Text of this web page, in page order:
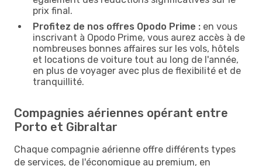
prix final.
Profitez de nos offres Opodo Prime : en vous
inscrivant à Opodo Prime, vous aurez accès à de
nombreuses bonnes affaires sur les vols, hôtels
et locations de voiture tout au long de l'année,
en plus de voyager avec plus de flexibilité et de
tranquillité.
Compagnies aériennes opérant entre
Porto et Gibraltar
Chaque compagnie aérienne offre différents types
de services, de l'économique au premium, en